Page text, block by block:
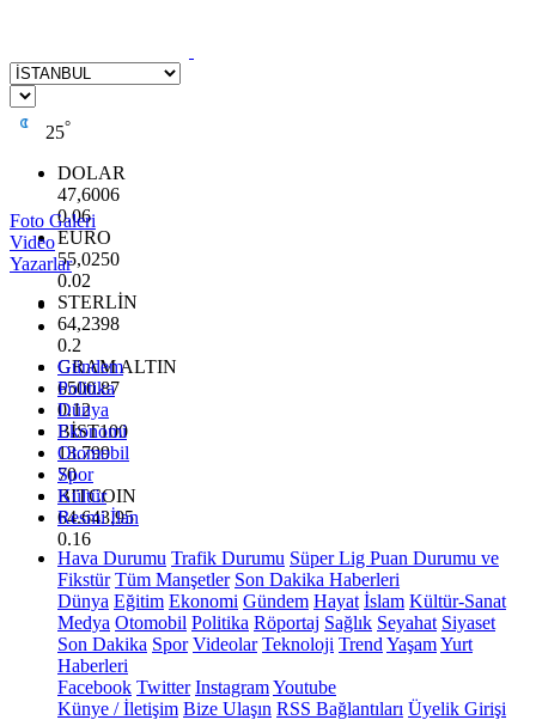
25°
DOLAR
47,6006
0.06
EURO
55,0250
0.02
STERLİN
64,2398
0.2
GRAM ALTIN
6500.87
0.12
BİST100
13.799
70
BITCOIN
64.643,95
0.16
Foto Galeri
Video
Yazarlar
Gündem
Politika
Dünya
Ekonomi
Otomobil
Spor
Kültür
Resmi İlan
Hava Durumu Trafik Durumu Süper Lig Puan Durumu ve
Fikstür Tüm Manşetler Son Dakika Haberleri
Dünya Eğitim Ekonomi Gündem Hayat İslam Kültür-Sanat
Medya Otomobil Politika Röportaj Sağlık Seyahat Siyaset
Son Dakika Spor Videolar Teknoloji Trend YaşamYurt
Haberleri
Facebook Twitter InstagramYoutube
Künye / İletişim Bize Ulaşın RSS Bağlantıları Üyelik Girişi